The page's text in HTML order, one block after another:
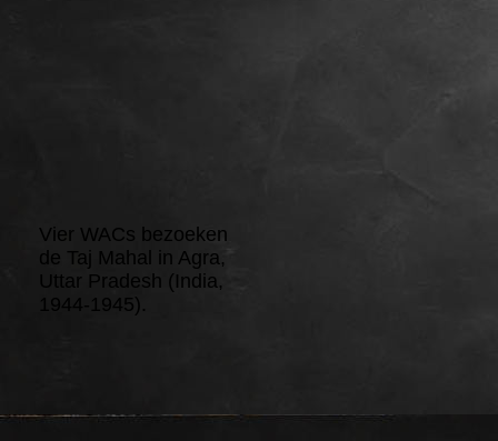
Vier WACs bezoeken
de Taj Mahal in Agra,
Uttar Pradesh (India,
1944-1945).